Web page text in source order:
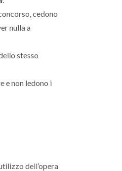
cedono
nulla a
stesso
e non ledono i
dell’opera